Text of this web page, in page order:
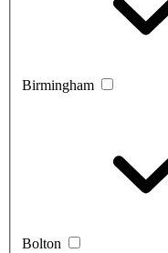
Birmingham
Bolton